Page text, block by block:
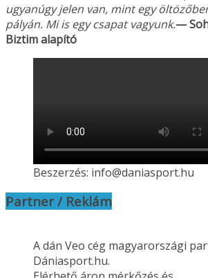
ugyanúgy jelen van, mint egy
pályán. Mi is egy csapat vagyunk.—
Biztim alapító
Beszerzés: info@daniasport.hu
Partner / Reklám
A dán Veo cég magyarországi
Dániasport.hu.